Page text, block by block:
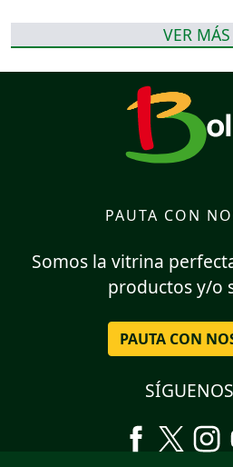
VER
PAUTA CON
Somos la vitrina
productos y/o
PAUTA CON